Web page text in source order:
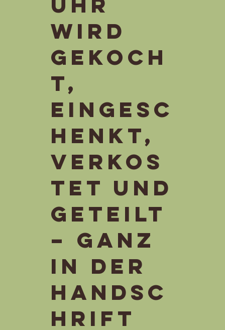
wird
gekoch
t,
eingesc
henkt,
verkos
tet und
geteilt
– ganz
in der
Handsc
hrift